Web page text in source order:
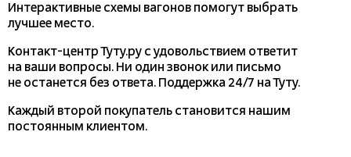
Интерактивные схемы вагонов помогут выбрать
лучшее место.
Контакт-центр Туту.ру с удовольствием ответит
на ваши вопросы. Ни один звонок или письмо
не останется без ответа. Поддержка 24/7 на Туту.
Каждый второй покупатель становится нашим
постоянным клиентом.